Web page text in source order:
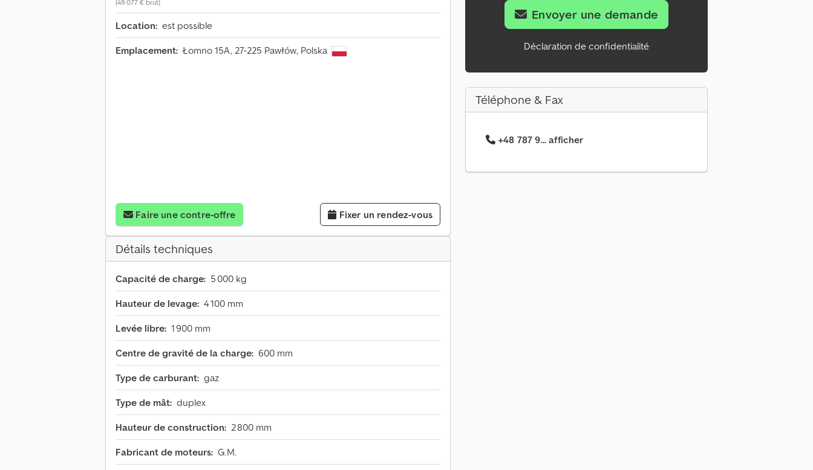
(49 077 € brut)
Location: est possible
Emplacement: Łomno 15A, 27-225 Pawłów, Polska
Faire une contre-offre Fixer un rendez-vous
Détails techniques
Capacité de charge: 5 000 kg
Hauteur de levage: 4 100 mm
Levée libre: 1 900 mm
Centre de gravité de la charge: 600 mm
Type de carburant: gaz
Type de mât: duplex
Hauteur de construction: 2 800 mm
Fabricant de moteurs: G.M.
Envoyer une demande
Déclaration de confidentialité
Téléphone & Fax
+48 787 9... afficher